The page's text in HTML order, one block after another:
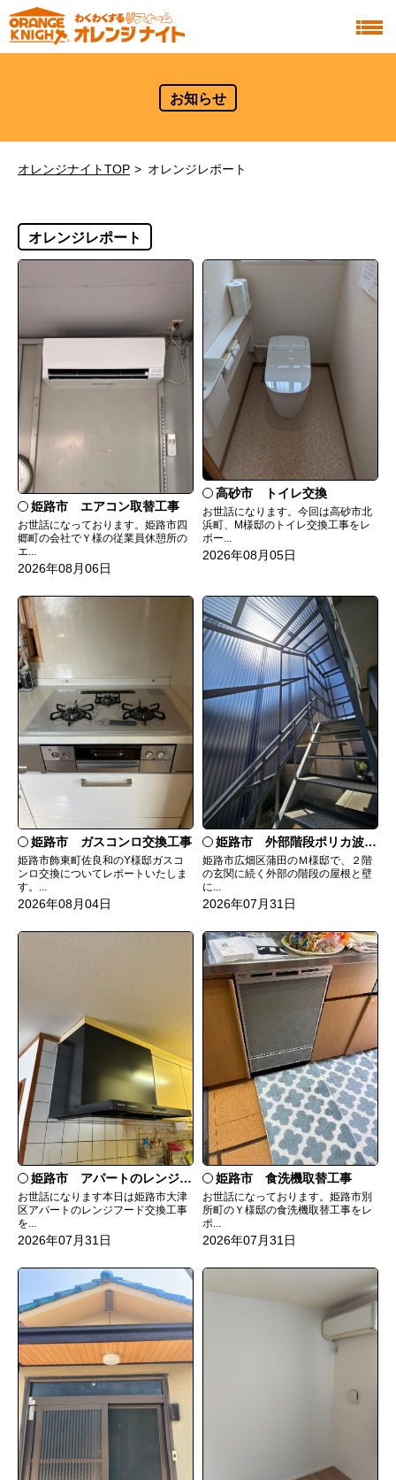
お知らせ
オレンジナイトTOP オレンジレポート
オレンジレポート
姫路市 エアコン取替工事
お世話になっております。姫路市四
郷町の会社でＹ様の従業員休憩所の
エ...
2026年08月06日
高砂市 トイレ交換
お世話になります。今回は高砂市北
浜町、M様邸のトイレ交換工事をレ
ポー...
2026年08月05日
姫路市 ガスコンロ交換工事
姫路市飾東町佐良和のY様邸ガスコ
ンロ交換についてレポートいたしま
す。...
2026年08月04日
姫路市 外部階段ポリカ波板張替工事
姫路市広畑区蒲田のＭ様邸で、２階
の玄関に続く外部の階段の屋根と壁
に...
2026年07月31日
姫路市 アパートのレンジフード交換
お世話になります本日は姫路市大津
区アパートのレンジフード交換工事
を...
2026年07月31日
姫路市 食洗機取替工事
お世話になっております。姫路市別
所町のＹ様邸の食洗機取替工事をレ
ポ...
2026年07月31日